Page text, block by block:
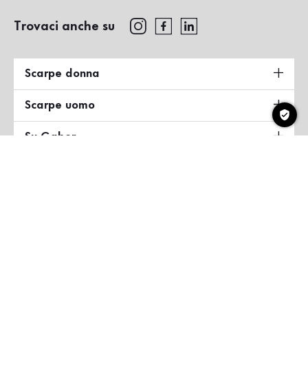
Trovaci anche su
Scarpe donna
Scarpe uomo
Su Gabor